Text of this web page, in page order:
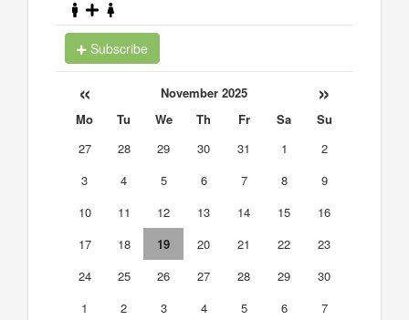
Subscribe
« November 2025 »
Mo Tu We Th Fr Sa
Su
27
28 29 30 31 1
2
3
4 5 6 7 8
9
10
11 12 13 14 15
16
17
18 19 20 21 22
23
24
25 26 27 28 29
30
1
2 3 4 5 6 7